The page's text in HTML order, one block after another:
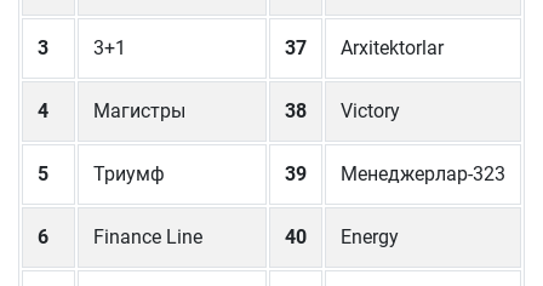
3 3+1 37 Arxitektorlar
4 Магистры 38 Victory
5 Триумф 39 Менеджерлар-323
6 Finance Line 40 Energy